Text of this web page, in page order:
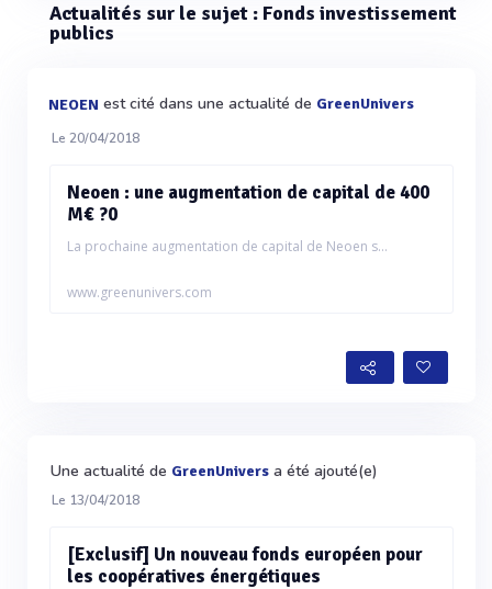
Actualités sur le sujet : Fonds investissement
publics
NEOEN est cité dans une actualité de GreenUnivers
Le 20/04/2018
Neoen : une augmentation de capital de 400
M€ ?0
La prochaine augmentation de capital de Neoen s...
www.greenunivers.com
Une actualité de GreenUnivers a été ajouté(e)
Le 13/04/2018
[Exclusif] Un nouveau fonds européen pour
les coopératives énergétiques